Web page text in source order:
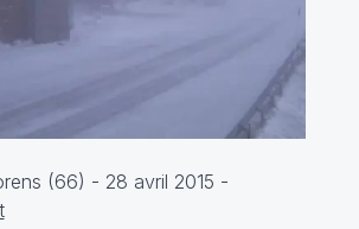
(66) - 28 avril 2015 -